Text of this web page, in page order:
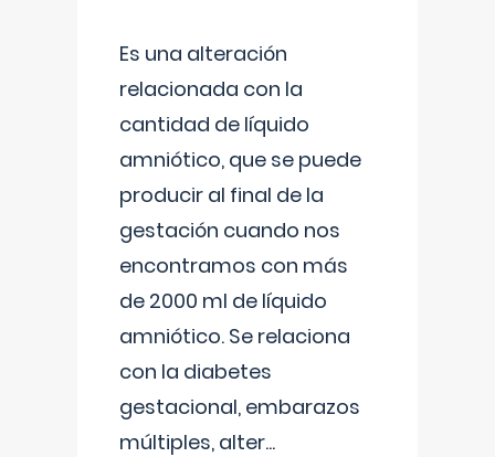
Es una alteración
relacionada con la
cantidad de líquido
amniótico, que se puede
producir al final de la
gestación cuando nos
encontramos con más
de 2000 ml de líquido
amniótico. Se relaciona
con la diabetes
gestacional, embarazos
múltiples, alter...